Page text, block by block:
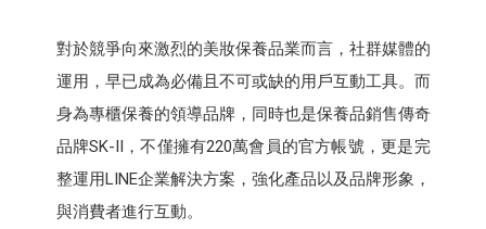
對於競爭向來激烈的美妝保養品業而言，社群媒體的
運用，早已成為必備且不可或缺的用戶互動工具。而
身為專櫃保養的領導品牌，同時也是保養品銷售傳奇
品牌SK-II，不僅擁有220萬會員的官方帳號，更是完
整運用LINE企業解決方案，強化產品以及品牌形象，
與消費者進行互動。